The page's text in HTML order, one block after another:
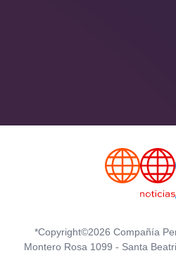
*Copyright©2026 Compañía
Montero Rosa 1099 - Santa